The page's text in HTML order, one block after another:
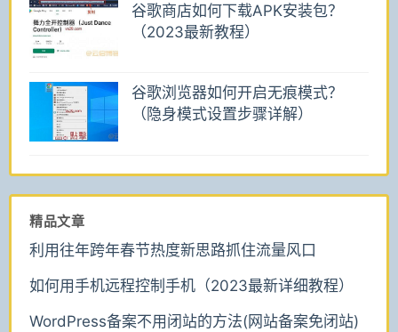
谷歌商店如何下载APK安装包？
（2023最新教程）
谷歌浏览器如何开启无痕模式？
（隐身模式设置步骤详解）
精品文章
利用往年跨年春节热度新思路抓住流量风口
如何用手机远程控制手机（2023最新详细教程）
WordPress备案不用闭站的方法(网站备案免闭站)